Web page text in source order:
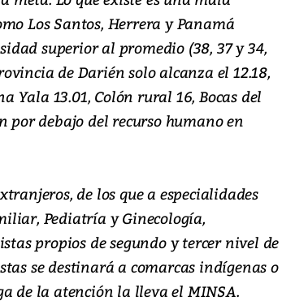
Los Santos, Herrera y Panamá
superior al promedio (38, 37 y 34,
de Darién solo alcanza el 12.18,
Yala 13.01, Colón rural 16, Bocas del
por debajo del recurso humano en
de los que a especialidades
Pediatría y Ginecología,
propios de segundo y tercer nivel de
se destinará a comarcas indígenas o
de la atención la lleva el MINSA.